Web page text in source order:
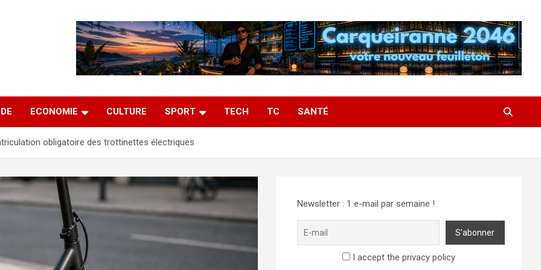
ECONOMIE CULTURE SPORT TECH TC SANTÉ
obligatoire des trottinettes électriques
Newsletter : 1 e-mail par semaine !
I accept the privacy policy